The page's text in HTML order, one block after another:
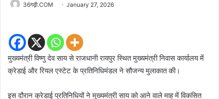
36गढ़ी.COM January 27, 2026
मुख्यमंत्री विष्णु देव साय से राजधानी रायपुर स्थित मुख्यमंत्री निवास कार्यालय में
क्रेडाई और रियल एस्टेट के प्रतिनिधिमंडल ने सौजन्य मुलाकात की।
इस दौरान क्रेडाई प्रतिनिधियों ने मुख्यमंत्री साय को आने वाले माह में विकसित